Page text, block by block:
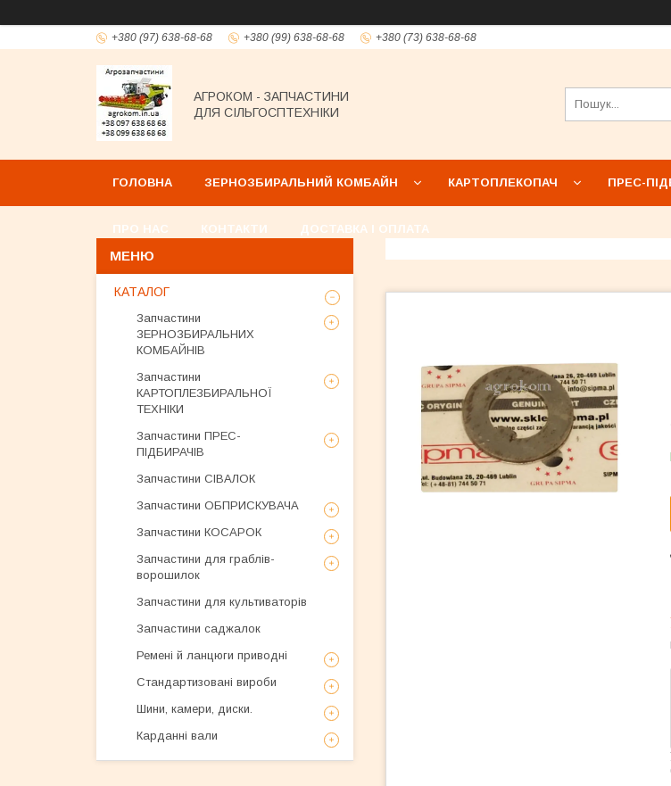
+380 (97) 638-68-68 +380 (99) 638-68-68 +380 (73) 638-68-68
АГРОКОМ - ЗАПЧАСТИНИ
ДЛЯ СІЛЬГОСПТЕХНІКИ
ГОЛОВНА ЗЕРНОЗБИРАЛЬНИЙ КОМБАЙН КАРТОПЛЕКОПАЧ ПРЕС-
ПРО НАС КОНТАКТИ ДОСТАВКА І ОПЛАТА
КАТАЛОГ
Запчастини
ЗЕРНОЗБИРАЛЬНИХ
КОМБАЙНІВ
Запчастини
КАРТОПЛЕЗБИРАЛЬНОЇ
ТЕХНІКИ
Запчастини ПРЕС-
ПІДБИРАЧІВ
Запчастини СІВАЛОК
Запчастини ОБПРИСКУВАЧА
Запчастини КОСАРОК
Запчастини для граблів-
ворошилок
Запчастини для культиваторів
Запчастини саджалок
Ремені й ланцюги приводні
Стандартизовані вироби
Шини, камери, диски.
Карданні вали